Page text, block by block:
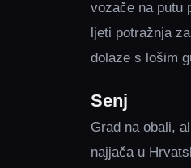
vozače na putu
ljeti potražnja
dolaze s lošim
Senj
Grad na obali,
najjača u